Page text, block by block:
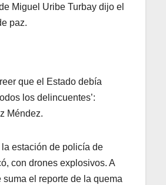
Miguel Uribe Turbay dijo el
paz.
que el Estado debía
los delincuentes’:
Méndez.
estación de policía de
con drones explosivos. A
suma el reporte de la quema